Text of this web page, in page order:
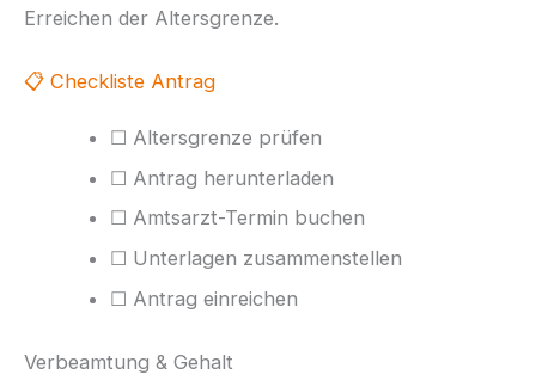
Erreichen der Altersgrenze.
📋 Checkliste Antrag
☐ Altersgrenze prüfen
☐ Antrag herunterladen
☐ Amtsarzt-Termin buchen
☐ Unterlagen zusammenstellen
☐ Antrag einreichen
Verbeamtung & Gehalt